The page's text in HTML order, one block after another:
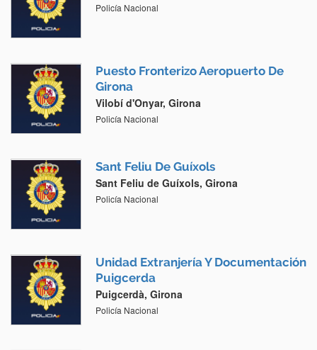
Policía Nacional
Puesto Fronterizo Aeropuerto De
Girona
Vilobí d'Onyar, Girona
Policía Nacional
Sant Feliu De Guíxols
Sant Feliu de Guíxols, Girona
Policía Nacional
Unidad Extranjería Y Documentación
Puigcerda
Puigcerdà, Girona
Policía Nacional